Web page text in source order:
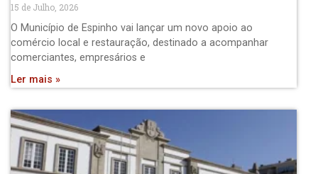
15 de Julho, 2026
O Município de Espinho vai lançar um novo apoio ao
comércio local e restauração, destinado a acompanhar
comerciantes, empresários e
Ler mais »